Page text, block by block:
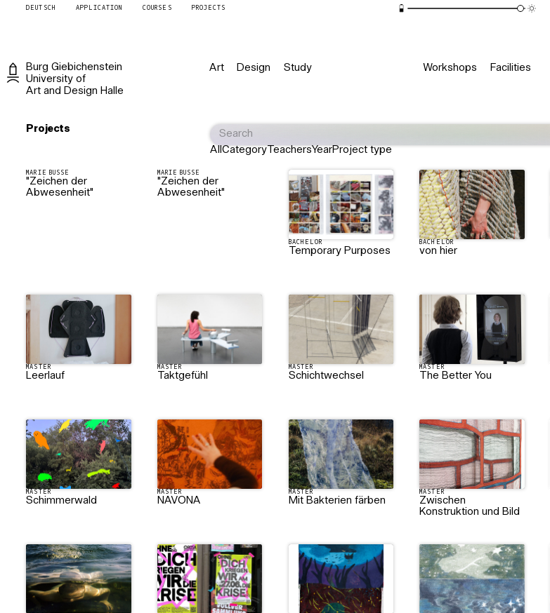
DEUTSCH APPLICATION COURSES PROJECTS
Burg Giebichenstein
University of
Art and Design Halle
Art Design Study Workshops Facilities
Projects
AllCategoryTeachersYearProject type
MARIE BUSSE
"Zeichen der
Abwesenheit"
MARIE BUSSE
"Zeichen der
Abwesenheit"
BACHELOR
Temporary Purposes
BACHELOR
von hier
MASTER
Leerlauf
MASTER
Taktgefühl
MASTER
Schichtwechsel
MASTER
The Better You
MASTER
Schimmerwald
MASTER
NAVONA
MASTER
Mit Bakterien färben
MASTER
Zwischen
Konstruktion und Bild